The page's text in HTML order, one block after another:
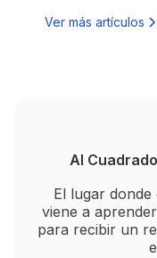
Ver más artículos
Al Cuadrado
El lugar
viene a
para recibir un